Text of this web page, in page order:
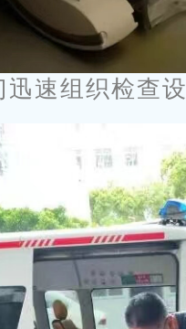
迅速组织检查